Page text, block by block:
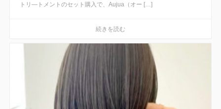
トリ―トメントのセット購入で、Aujua（オー […]